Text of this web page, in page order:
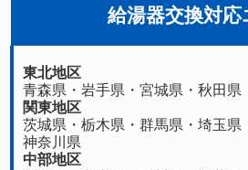
給湯器交換対応
東北地区
青森県 ・岩手県 ・宮城県 ・秋田県
関東地区
茨城県 ・栃木県 ・群馬県 ・埼玉県
神奈川県
中部地区